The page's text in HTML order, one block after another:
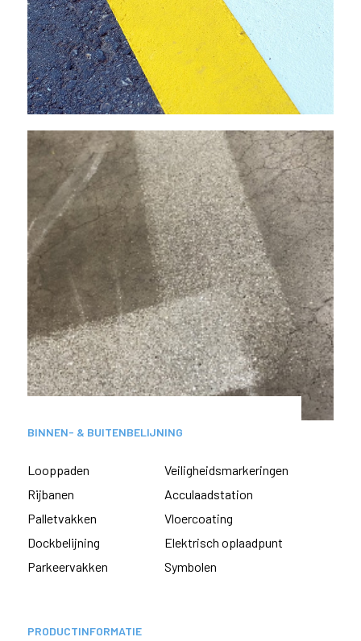
BINNEN- & BUITENBELIJNING
Looppaden
Veiligheidsmarkeringen
Rijbanen
Acculaadstation
Palletvakken
Vloercoating
Dockbelijning
Elektrisch oplaadpunt
Parkeervakken
Symbolen
PRODUCTINFORMATIE